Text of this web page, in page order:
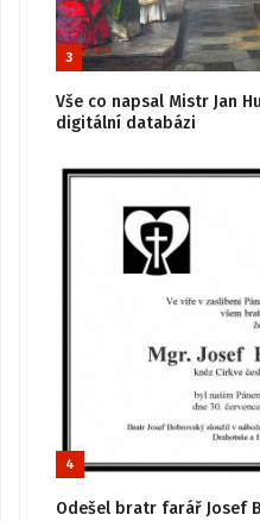
3
Vše co napsal Mistr Jan
digitální databázi
4
Odešel bratr farář Josef